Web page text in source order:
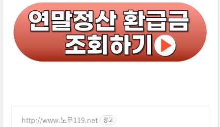
http://www.노무119.net 광고